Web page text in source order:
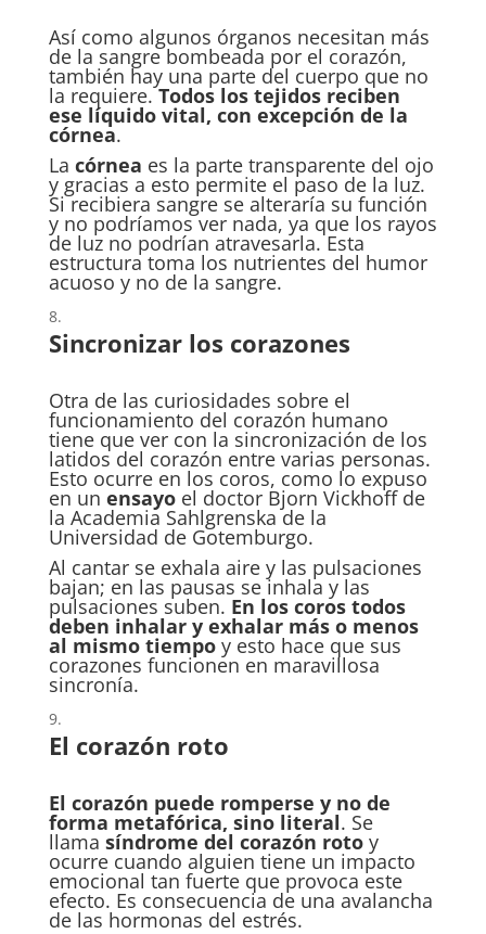
Así como algunos órganos necesitan más
de la sangre bombeada por el corazón,
también hay una parte del cuerpo que no
la requiere.Todos los tejidos reciben
ese líquido vital, con excepción de la
córnea.
La córnea es la parte transparente del ojo
y gracias a esto permite el paso de la luz.
Si recibiera sangre se alteraría su función
y no podríamos ver nada, ya que los rayos
de luz no podrían atravesarla. Esta
estructura toma los nutrientes del humor
acuoso y no de la sangre.
Sincronizar los corazones
Otra de las curiosidades sobre el
funcionamiento del corazón humano
tiene que ver con la sincronización de los
latidos del corazón entre varias personas.
Esto ocurre en los coros, como lo expuso
en un ensayoel doctor Bjorn Vickhoff de
la Academia Sahlgrenska de la
Universidad de Gotemburgo.
Al cantar se exhala aire y las pulsaciones
bajan; en las pausas se inhala y las
pulsaciones suben. En los coros todos
deben inhalar y exhalar más o menos
al mismo tiempo y esto hace que sus
corazones funcionen en maravillosa
sincronía.
El corazón roto
El corazón puede romperse y no de
forma metafórica, sino literal. Se
llama síndrome del corazón rotoy
ocurre cuando alguien tiene un impacto
emocional tan fuerte que provoca este
efecto. Es consecuencia de una avalancha
de las hormonas del estrés.